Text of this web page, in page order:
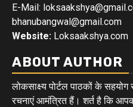
E-Mail:
bhanubangwal@gmail.com
Website: Loksaakshya.com
ABOUT AUTHOR
लोकसाक्ष्य पोर्टल पाठकों के
रचनाएं आमंत्रित हैं। शर्त है कि